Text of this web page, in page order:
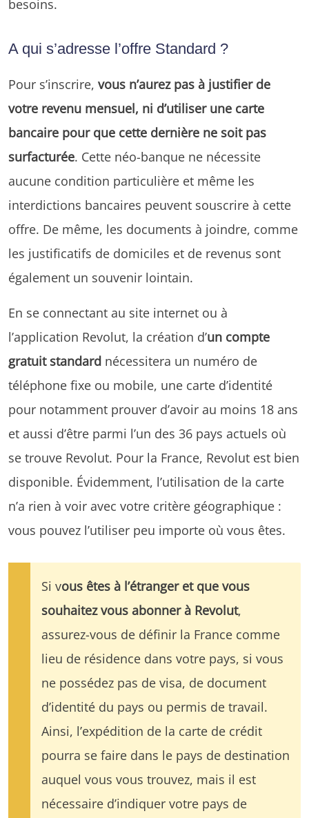
besoins.
A qui s’adresse l’offre Standard ?
Pour s’inscrire, vous n’aurez pas à justifier de
votre revenu mensuel, ni d’utiliser une carte
bancaire pour que cette dernière ne soit pas
surfacturée. Cette néo-banque ne nécessite
aucune condition particulière et même les
interdictions bancaires peuvent souscrire à cette
offre. De même, les documents à joindre, comme
les justificatifs de domiciles et de revenus sont
également un souvenir lointain.
En se connectant au site internet ou à
l’application Revolut, la création d’un compte
gratuit standard nécessitera un numéro de
téléphone fixe ou mobile, une carte d’identité
pour notamment prouver d’avoir au moins 18 ans
et aussi d’être parmi l’un des 36 pays actuels où
se trouve Revolut. Pour la France, Revolut est bien
disponible. Évidemment, l’utilisation de la carte
n’a rien à voir avec votre critère géographique :
vous pouvez l’utiliser peu importe où vous êtes.
Si vous êtes à l’étranger et que vous
souhaitez vous abonner à Revolut,
assurez-vous de définir la France comme
lieu de résidence dans votre pays, si vous
ne possédez pas de visa, de document
d’identité du pays ou permis de travail.
Ainsi, l’expédition de la carte de crédit
pourra se faire dans le pays de destination
auquel vous vous trouvez, mais il est
nécessaire d’indiquer votre pays de